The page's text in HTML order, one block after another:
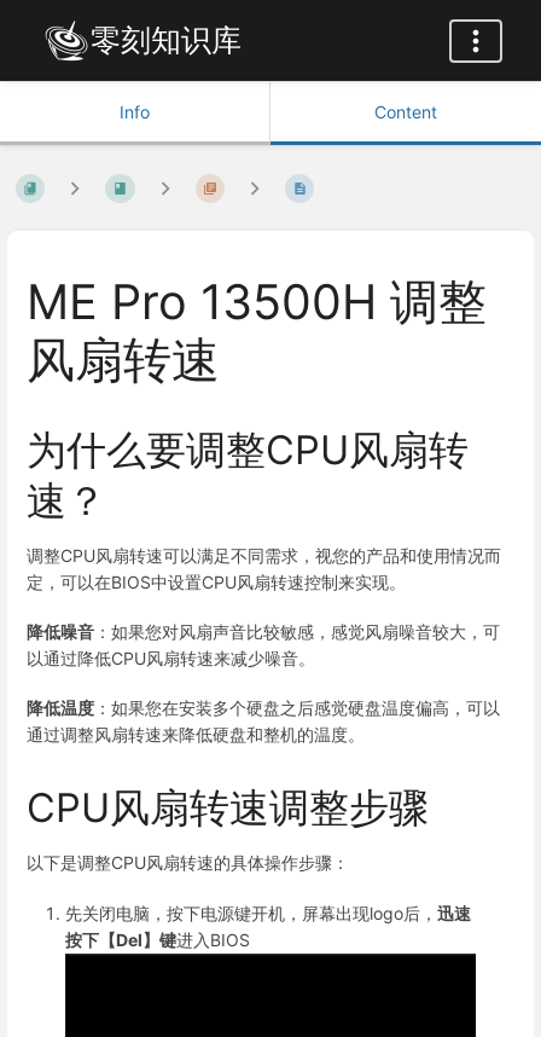
零刻知识库
Info Content
ME Pro 13500H 调整
风扇转速
为什么要调整CPU风扇转
速？
调整CPU风扇转速可以满足不同需求，视您的产品和使用情况而
定，可以在BIOS中设置CPU风扇转速控制来实现。
降低噪音 ：如果您对风扇声音比较敏感，感觉风扇噪音较大，可
以通过降低CPU风扇转速来减少噪音。
降低温度 ：如果您在安装多个硬盘之后感觉硬盘温度偏高，可以
通过调整风扇转速来降低硬盘和整机的温度。
CPU风扇转速调整步骤
以下是调整CPU风扇转速的具体操作步骤：
先关闭电脑，按下电源键开机，屏幕出现logo后， 迅速
按下【Del】键进入BIOS